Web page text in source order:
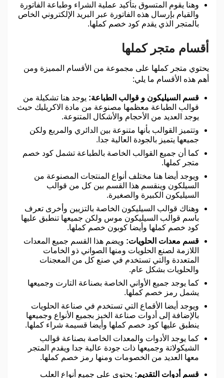
وهنا يقوم المتسوق بتأكيد عملية الشراء وطباعة الفاتورة
والقيام بإرسال هذه الفاتورة عبر البريد الإلكتروني الخاص
بالمتجر الذي يقدم كود خصم كملها.
أقسام متجر كملها
يحتوي متجر كملها على مجموعة من الأقسام المميزة ومن
أهم هذه الأقسام ما يلي:
قسم السيليكون و قوالب الطباعة: يوجد هنا تشكيلة من
قوالب الطباعة معظمها مصنوعة من مادة الاكريليك حيث
يوجد العديد من الأحجام والأشكال المتنوعة.
وتتميز القوالب بأنها متنوعة بين الدائري والمربع ولكن
جميعها يتميز بالجودة العالية جدا.
كما أن جميع القوالب الخاصة بالطباعة تشمل كود خصم
متجر كملها.
ويوجد أيضا هنا مختلف أنواع المنتجات المصنوعة من
السيلكون وينقسم هذا القسم بين كل من قوالب
السيليكون الكبيرة والصغيرة.
وهناك قوالب السيليكون الخاصة بالتزيين وأخرى تعرف
باسم قوالب السيليكون موس ولكن جميعها تنطبق عليها
كود خصم كملها وأيضا كوبون خصم كملها.
قسم معدات الحلويات: ويضم هذا القسم جميع المعدات
اللازمة لصنع الحلويات ومنها الصواني ذو الخامات
المتعددة والتي تستخدم في صنع كل من المعجنات
والحلويات بشكل عام.
كما يوجد جميع الأواني الخاصة بصناعة التارت وجميعها
يشمل رمز خصم كملها.
ويوجد أيضا الأقماع التي تستخدم في صناعة الحلويات
بالإضافة إلى أدوات صناعة الخبز بجميع الأنواع وجميعها
ينطبق عليها كود خصم كملها وأيضا قسيمة شراء كملها.
كما يوجد الأدوات والمعدات الخاصة بصناعة قوالب
الشيكولاتة وجميعها ذات جودة عالية جدا ويقدم المتجر
معها العديد من الخصومات ومنها رمز خصم كملها.
قسم أدوات التقديم: يحتوي على جميع أنواع العلب